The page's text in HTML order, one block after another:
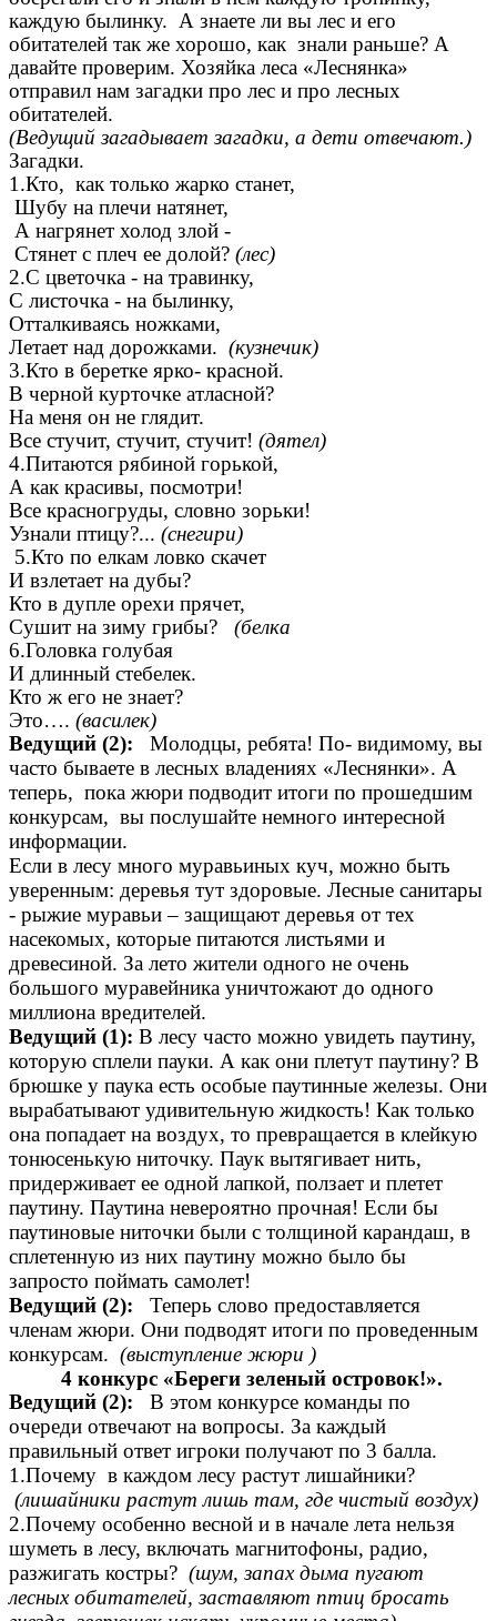
каждую былинку. А знаете ли вы лес и его
обитателей так же хорошо, как знали раньше? А
давайте проверим. Хозяйка леса «Леснянка»
отправил нам загадки про лес и про лесных
обитателей.
(Ведущий загадывает загадки, а дети отвечают.)
Загадки.
1.Кто, как только жарко станет,
Шубу на плечи натянет,
А нагрянет холод злой -
Стянет с плеч ее долой? (лес)
2.С цветочка - на травинку,
С листочка - на былинку,
Отталкиваясь ножками,
Летает над дорожками. (кузнечик)
3.Кто в беретке ярко- красной.
В черной курточке атласной?
На меня он не глядит.
Все стучит, стучит, стучит! (дятел)
4.Питаются рябиной горькой,
А как красивы, посмотри!
Все красногруды, словно зорьки!
Узнали птицу?... (снегири)
5.Кто по елкам ловко скачет
И взлетает на дубы?
Кто в дупле орехи прячет,
Сушит на зиму грибы? (белка
6.Головка голубая
И длинный стебелек.
Кто ж его не знает?
Это…. (василек)
Ведущий (2): Молодцы, ребята! По- видимому, вы
часто бываете в лесных владениях «Леснянки». А
теперь, пока жюри подводит итоги по прошедшим
конкурсам, вы послушайте немного интересной
информации.
Если в лесу много муравьиных куч, можно быть
уверенным: деревья тут здоровые. Лесные санитары
- рыжие муравьи – защищают деревья от тех
насекомых, которые питаются листьями и
древесиной. За лето жители одного не очень
большого муравейника уничтожают до одного
миллиона вредителей.
Ведущий (1): В лесу часто можно увидеть паутину,
которую сплели пауки. А как они плетут паутину? В
брюшке у паука есть особые паутинные железы. Они
вырабатывают удивительную жидкость! Как только
она попадает на воздух, то превращается в клейкую
тонюсенькую ниточку. Паук вытягивает нить,
придерживает ее одной лапкой, ползает и плетет
паутину. Паутина невероятно прочная! Если бы
паутиновые ниточки были с толщиной карандаш, в
сплетенную из них паутину можно было бы
запросто поймать самолет!
Ведущий (2): Теперь слово предоставляется
членам жюри. Они подводят итоги по проведенным
конкурсам. (выступление жюри )
4 конкурс «Береги зеленый островок!».
Ведущий (2): В этом конкурсе команды по
очереди отвечают на вопросы. За каждый
правильный ответ игроки получают по 3 балла.
1.Почему в каждом лесу растут лишайники?
(лишайники растут лишь там, где чистый воздух)
2.Почему особенно весной и в начале лета нельзя
шуметь в лесу, включать магнитофоны, радио,
разжигать костры? (шум, запах дыма пугают
лесных обитателей, заставляют птиц бросать